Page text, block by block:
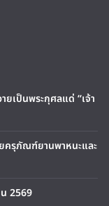
เป็นพระกุศลแด่ “เจ้า
ครุภัณฑ์ยานพาหนะและ
2569